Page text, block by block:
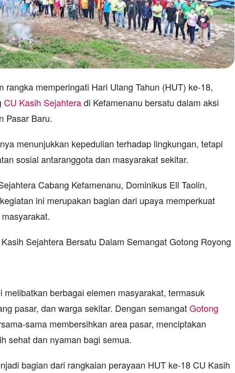
rangka memperingati Hari Ulang Tahun (HUT) ke-18,
CU Kasih Sejahteradi Kefamenanu bersatu dalam aksi
Pasar Baru.
menunjukkan kepedulian terhadap lingkungan, tetapi
sosial antaranggota dan masyarakat sekitar.
Cabang Kefamenanu, Dominikus Ell Taolin,
ini merupakan bagian dari upaya memperkuat
melibatkan berbagai elemen masyarakat, termasuk
pasar, dan warga sekitar. Dengan semangatGotong
sama membersihkan area pasar, menciptakan
sehat dan nyaman bagi semua.
bagian dari rangkaian perayaan HUT ke-18 CU Kasih